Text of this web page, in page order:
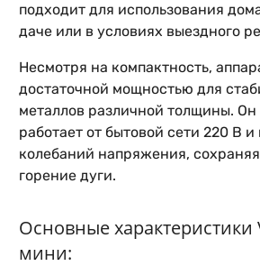
подходит для использования
даче или в условиях выездного
Несмотря на компактность,
достаточной мощностью для
металлов различной толщины.
работает от бытовой сети 220 В и
колебаний напряжения,
горение дуги.
Основные характеристики
мини: